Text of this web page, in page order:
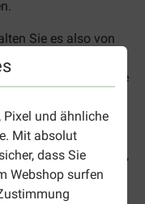
Pixel und ähnliche
Mit absolut
dass Sie
Webshop surfen
Sie es also von
haben einen
fälschlicherweise
Aufgenommenes
Hund durch
Auch
können auftreten,
Sie den Verdacht,